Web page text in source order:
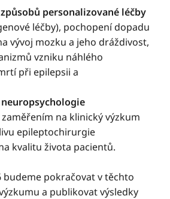
personalizované léčby
léčby), pochopení dopadu
vývoj mozku a jeho dráždivost,
vzniku náhlého
při epilepsii a
zaměřením na klinický výzkum
epileptochirurgie
kvalitu života pacientů.
budeme pokračovat v těchto
a publikovat výsledky